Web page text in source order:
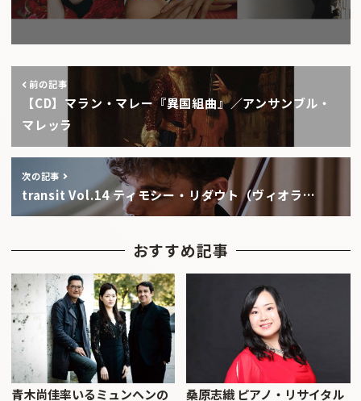
前の記事
【CD】マラン・マレー『異国組曲』／アンサンブル・
マレッラ
次の記事
transit Vol.14 ティモシー・リダウト（ヴィオラ…
おすすめ記事
青木尚佳率いるミュンヘンの 桑原志織 ピアノ・リサイタル